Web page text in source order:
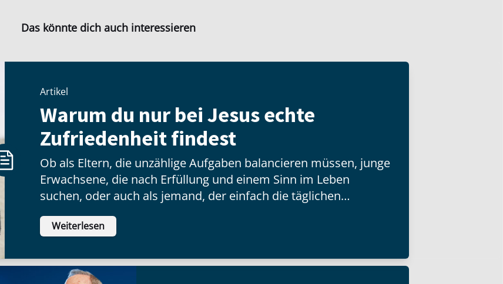
Das könnte dich auch interessieren
Artikel
Warum du nur bei Jesus echte
Zufriedenheit findest
Ob als Eltern, die unzählige Aufgaben balancieren müssen, junge
Erwachsene, die nach Erfüllung und einem Sinn im Leben
suchen, oder auch als jemand, der einfach die täglichen
Herausforderungen des Lebens zu meistern versucht – wahre
Zufriedenheit finden wir nur bei Jesus. Aber wie funktioniert
Weiterlesen